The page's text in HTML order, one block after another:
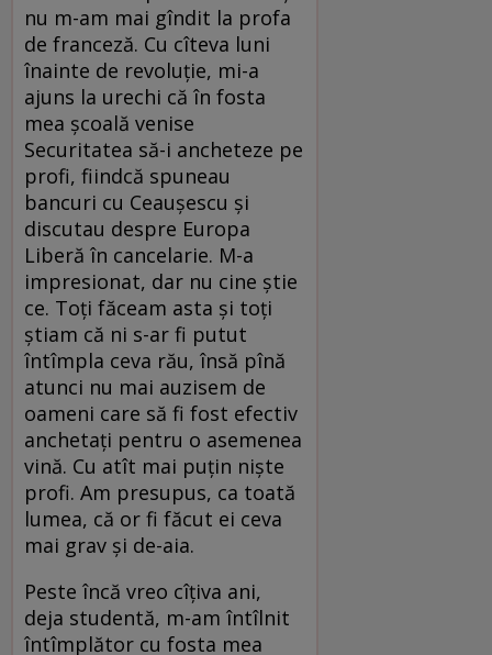
nu m-am mai gîndit la profa
de franceză. Cu cîteva luni
înainte de revoluție, mi-a
ajuns la urechi că în fosta
mea școală venise
Securitatea să-i ancheteze pe
profi, fiindcă spuneau
bancuri cu Ceaușescu și
discutau despre Europa
Liberă în cancelarie. M-a
impresionat, dar nu cine știe
ce. Toți făceam asta și toți
știam că ni s-ar fi putut
întîmpla ceva rău, însă pînă
atunci nu mai auzisem de
oameni care să fi fost efectiv
anchetați pentru o asemenea
vină. Cu atît mai puțin niște
profi. Am presupus, ca toată
lumea, că or fi făcut ei ceva
mai grav și de-aia.
Peste încă vreo cîțiva ani,
deja studentă, m-am întîlnit
întîmplător cu fosta mea